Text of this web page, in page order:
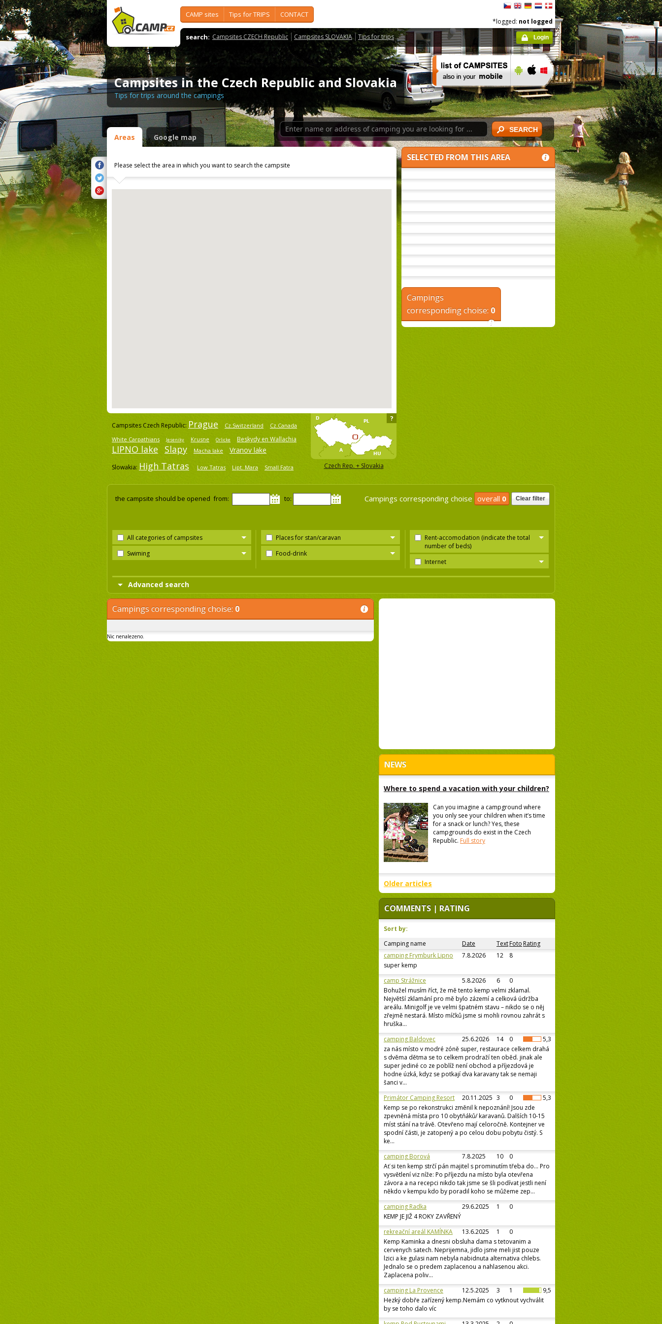
CAMP sites Tips for TRIPS CONTACT
search: Campsites CZECH Republic Campsites SLOVAKIA Tips for trips
*logged: not logged
Login
Campsites in the Czech Republic and Slovakia
Tips for trips around the campings
Areas Google map
Please select the area in which you want to search the campsite
Campsites Czech Republic: Prague Cz.Switzerland
Cz.Canada
White Carpathians
Jeseniky Krusne Orlicke Beskydy en Wallachia
LIPNO lake Slapy Macha lake Vranov lake
Slowakia: High Tatras Low Tatras Lipt. Mara Small Fatra
?
Czech Rep. + Slovakia
SEARCH
SELECTED FROM THIS AREA
Campings
corresponding choise: 0
the campsite should be opened from: to: Campings corresponding choise overall 0 Clear filter
All categories of campsites
Swiming
Places for stan/caravan
Food-drink
Rent-accomodation (indicate the total
number of beds)
Internet
Advanced search
Campings corresponding choise: 0
Nic nenalezeno.
NEWS
Where to spend a vacation with your children?
Can you imagine a campground where
you only see your children when it’s time
for a snack or lunch? Yes, these
campgrounds do exist in the Czech
Republic. Full story
Older articles
COMMENTS | RATING
Sort by:
Camping name
Date TextFoto Rating
camping Frymburk Lipno
7.8.2026 12
8
super kemp
camp Strážnice
5.8.2026 6
0
Bohužel musím říct, že mě tento kemp velmi zklamal.
Největší zklamání pro mě bylo zázemí a celková údržba
areálu. Minigolf je ve velmi špatném stavu – nikdo se o něj
zřejmě nestará. Místo míčků jsme si mohli rovnou zahrát s
hruška...
camping Baldovec
25.6.2026 14 0
5,3
za nás místo v modré zóně super, restaurace celkem drahá
s dvěma dětma se to celkem prodraží ten oběd. jinak ale
super jediné co ze poblíž není obchod a příjezdová je
hodne úzká, kdyz se potkají dva karavany tak se nemaji
šanci v...
Primátor Camping Resort
20.11.2025 3 0
5,3
Kemp se po rekonstrukci změnil k nepoznání! Jsou zde
zpevněná místa pro 10 obytňáků/ karavanů. Dalších 10-15
míst stání na trávě. Otevřeno mají celoročně. Kontejner ve
spodní části, je zatopený a po celou dobu pobytu čistý. S
ke...
camping Borová
7.8.2025 10
0
Ať si ten kemp strčí pán majitel s prominutím třeba do... Pro
vysvětlení viz níže: Po příjezdu na místo byla otevřena
závora a na recepci nikdo tak jsme se šli podívat jestli není
někdo v kempu kdo by poradil koho se můžeme zep...
camping Radka
29.6.2025 1
0
KEMP JE JIŽ 4 ROKY ZAVŘENÝ
rekreační areál KAMÍNKA
13.6.2025 1
0
Kemp Kaminka a dnesni obsluha dama s tetovanim a
cervenych satech. Neprijemna, jidlo jsme meli jist pouze
lzici a ke gulasi nam nebyla nabidnuta alternativa chlebs.
Jednalo se o predem zaplacenou a nahlasenou akci.
Zaplacena poliv...
camping La Provence
12.5.2025 3 1
9,5
Hezký dobře zařízený kemp.Nemám co vytknout vychválit
by se toho dalo víc